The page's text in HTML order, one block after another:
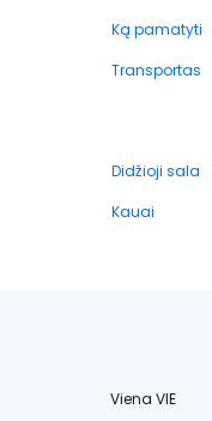
Ką pamatyti
Transportas
Didžioji sala
Kauai
Viena VIE